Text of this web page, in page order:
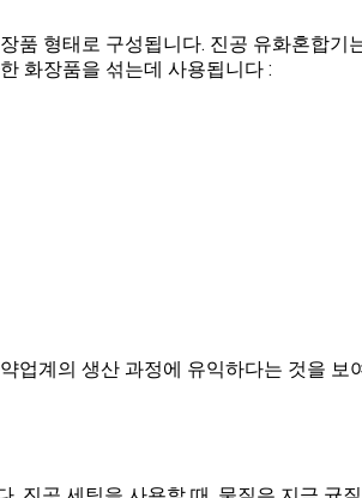
품 형태로 구성됩니다. 진공 유화혼합기
화장품을 섞는데 사용됩니다 :
업계의 생산 과정에 유익하다는 것을 보